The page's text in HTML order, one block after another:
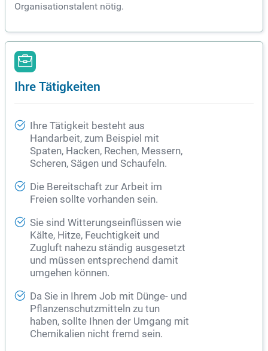
Organisationstalent nötig.
Ihre Tätigkeiten
Ihre Tätigkeit besteht aus
Handarbeit, zum Beispiel mit
Spaten, Hacken, Rechen, Messern,
Scheren, Sägen und Schaufeln.
Die Bereitschaft zur Arbeit im
Freien sollte vorhanden sein.
Sie sind Witterungseinflüssen wie
Kälte, Hitze, Feuchtigkeit und
Zugluft nahezu ständig ausgesetzt
und müssen entsprechend damit
umgehen können.
Da Sie in Ihrem Job mit Dünge- und
Pflanzenschutzmitteln zu tun
haben, sollte Ihnen der Umgang mit
Chemikalien nicht fremd sein.